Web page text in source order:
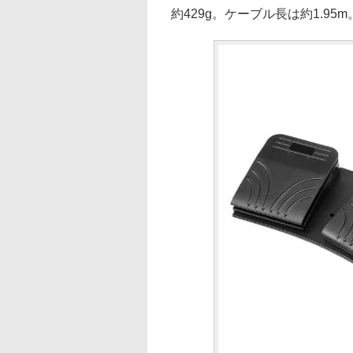
約429g。ケーブル長は約1.95m